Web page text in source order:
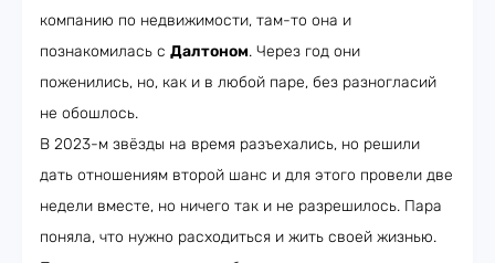
компанию по недвижимости, там-то она и
познакомилась с Далтоном. Через год они
поженились, но, как и в любой паре, без разногласий
не обошлось.
В 2023-м звёзды на время разъехались, но решили
дать отношениям второй шанс и для этого провели две
недели вместе, но ничего так и не разрешилось. Пара
поняла, что нужно расходиться и жить своей жизнью.